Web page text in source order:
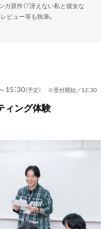
ガ原作（『冴えない私と彼女な
ビュー等も執筆。
15：30（予定） ※受付開始／12：30
ィング体験